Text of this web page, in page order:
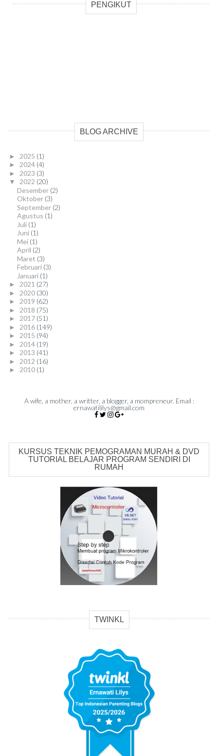
PENGIKUT
BLOG ARCHIVE
► 2025 (1)
► 2024 (4)
► 2023 (3)
▼ 2022 (20)
Desember (2)
Oktober (3)
September (2)
Agustus (1)
Juli (1)
Juni (1)
Mei (1)
April (2)
Maret (3)
Februari (3)
Januari (1)
► 2021 (27)
► 2020 (30)
► 2019 (62)
► 2018 (75)
► 2017 (51)
► 2016 (149)
► 2015 (94)
► 2014 (19)
► 2013 (41)
► 2012 (16)
► 2010 (1)
A wife, a mother, a writter, a blogger, a mompreneur. Email :
ernawatililys@gmail.com
KURSUS TEKNIK PEMOGRAMAN MURAH & DVD
TUTORIAL BELAJAR PROGRAM SENDIRI DI
RUMAH
TWINKL